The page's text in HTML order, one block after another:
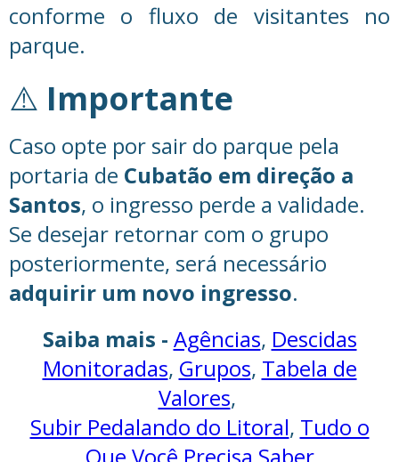
conforme o fluxo de visitantes no
parque.
⚠️ Importante
Caso opte por sair do parque pela
portaria de Cubatão em direção a
Santos, o ingresso perde a validade.
Se desejar retornar com o grupo
posteriormente, será necessário
adquirir um novo ingresso.
Saiba mais - Agências, Descidas
Monitoradas, Grupos, Tabela de
Valores,
Subir Pedalando do Litoral, Tudo o